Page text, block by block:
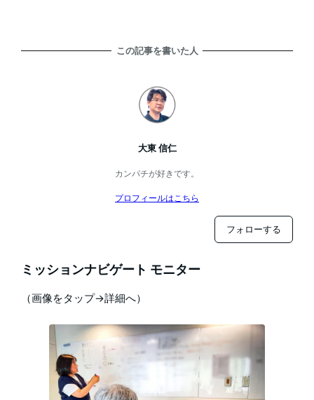
この記事を書いた人
大東 信仁
カンパチが好きです。
プロフィールはこちら
フォローする
ミッションナビゲート モニター
（画像をタップ→詳細へ）